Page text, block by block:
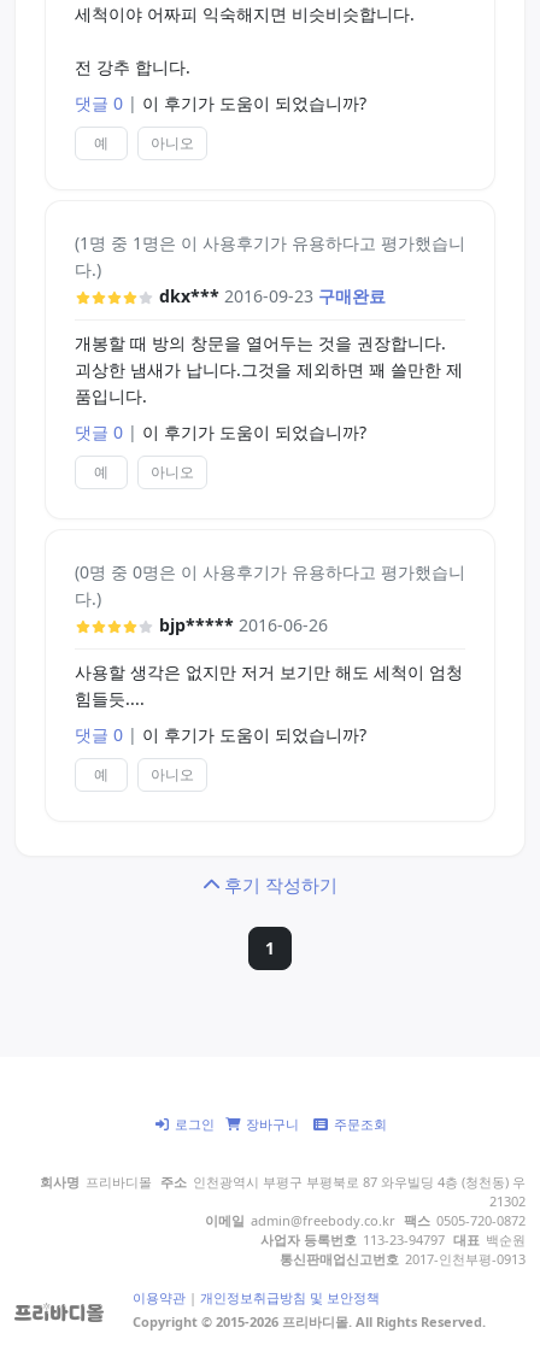
세척이야 어짜피 익숙해지면 비슷비슷합니다.
전 강추 합니다.
댓글 0 | 이 후기가 도움이 되었습니까?
예 아니오
(1명 중 1명은 이 사용후기가 유용하다고 평가했습니
다.)
dkx*** 2016-09-23 구매완료
개봉할 때 방의 창문을 열어두는 것을 권장합니다.
괴상한 냄새가 납니다.그것을 제외하면 꽤 쓸만한 제
품입니다.
댓글 0 | 이 후기가 도움이 되었습니까?
예 아니오
(0명 중 0명은 이 사용후기가 유용하다고 평가했습니
다.)
bjp***** 2016-06-26
사용할 생각은 없지만 저거 보기만 해도 세척이 엄청
힘들듯....
댓글 0 | 이 후기가 도움이 되었습니까?
예 아니오
후기 작성하기
1
로그인 장바구니 주문조회
이용약관 | 개인정보취급방침 및 보안정책
Copyright © 2015-2026 프리바디몰. All Rights Reserved.
회사명 프리바디몰 주소 인천광역시 부평구 부평북로 87 와우빌딩 4층 (청천동) 우
21302
이메일 admin@freebody.co.kr 팩스 0505-720-0872
사업자 등록번호 113-23-94797 대표 백순원
통신판매업신고번호 2017-인천부평-0913